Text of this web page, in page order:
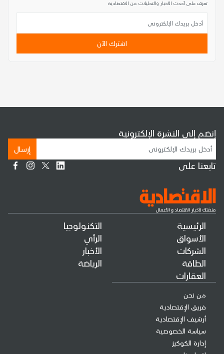
تعرف على أحدث الأخبار والتحليلات من الاقتصادية
اشترك الآن
الرئيسية
الأسواق
الشركات
الطاقة
العقارات
التكنولوجيا
الرأي
الأخبار
الرياضة
من نحن
فريق الإقتصادية
أرشيف الإقتصادية
سياسة الخصوصية
إدارة الكوكيز
إنضم إلى النشرة الإلكترونية
إرسال
تابعنا على